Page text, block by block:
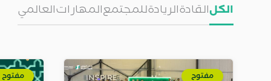
الكلالقادةالريادةللمجتمع المهاراتالعالمي
مفتوح مفتوح